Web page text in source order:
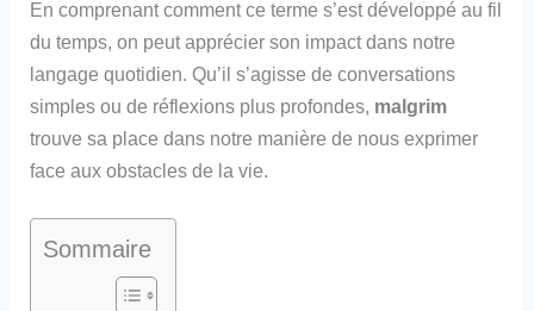
En comprenant comment ce terme s’est développé au fil
du temps, on peut apprécier son impact dans notre
langage quotidien. Qu’il s’agisse de conversations
simples ou de réflexions plus profondes, malgrim
trouve sa place dans notre manière de nous exprimer
face aux obstacles de la vie.
Sommaire